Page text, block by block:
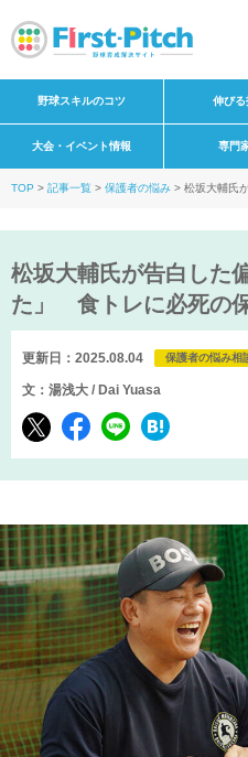
野球スキルのコツ 伸び
大会・イベント情報 専門
TOP 記事一覧 保護者の悩み
松坂大輔氏
松坂大輔氏が告白した
た」 食トレに必死の
更新日：2025.08.04 保護者の悩み相
文：湯浅大 / Dai Yuasa